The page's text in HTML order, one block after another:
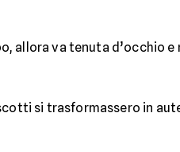
allora va tenuta d’occhio
si trasformassero in